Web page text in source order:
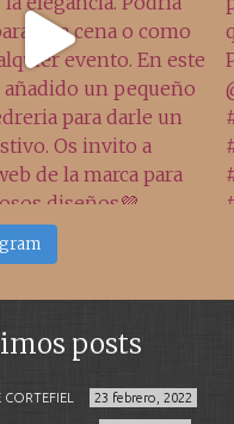
posts
23 febrero, 2022